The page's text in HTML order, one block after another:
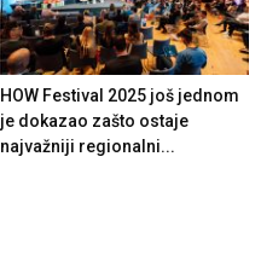
HOW Festival 2025 još jednom
je dokazao zašto ostaje
najvažniji regionalni...